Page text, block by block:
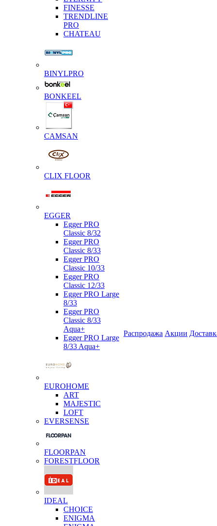
FINESSE
TRENDLINE
PRO
CHATEAU
BINYLPRO
BONKEEL
CAMSAN
CLIX FLOOR
EGGER
Egger PRO
Classic 8/32
Egger PRO
Classic 8/33
Egger PRO
Classic 10/33
Egger PRO
Classic 12/33
Egger PRO Large
8/33
Egger PRO
Classic 8/33
Aqua+
Egger PRO Large
8/33 Aqua+
EUROHOME
ART
MAJESTIC
LOFT
EVERSENSE
FLOORPAN
FORESTFLOOR
IDEAL
CHOICE
ENIGMA
Распродажа Акции